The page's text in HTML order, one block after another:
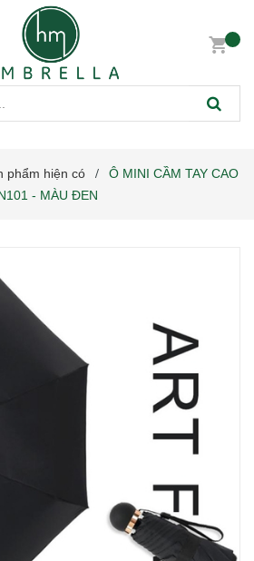
phẩm hiện có /
Ô MINI CẦM TAY CAO
- MÀU ĐEN